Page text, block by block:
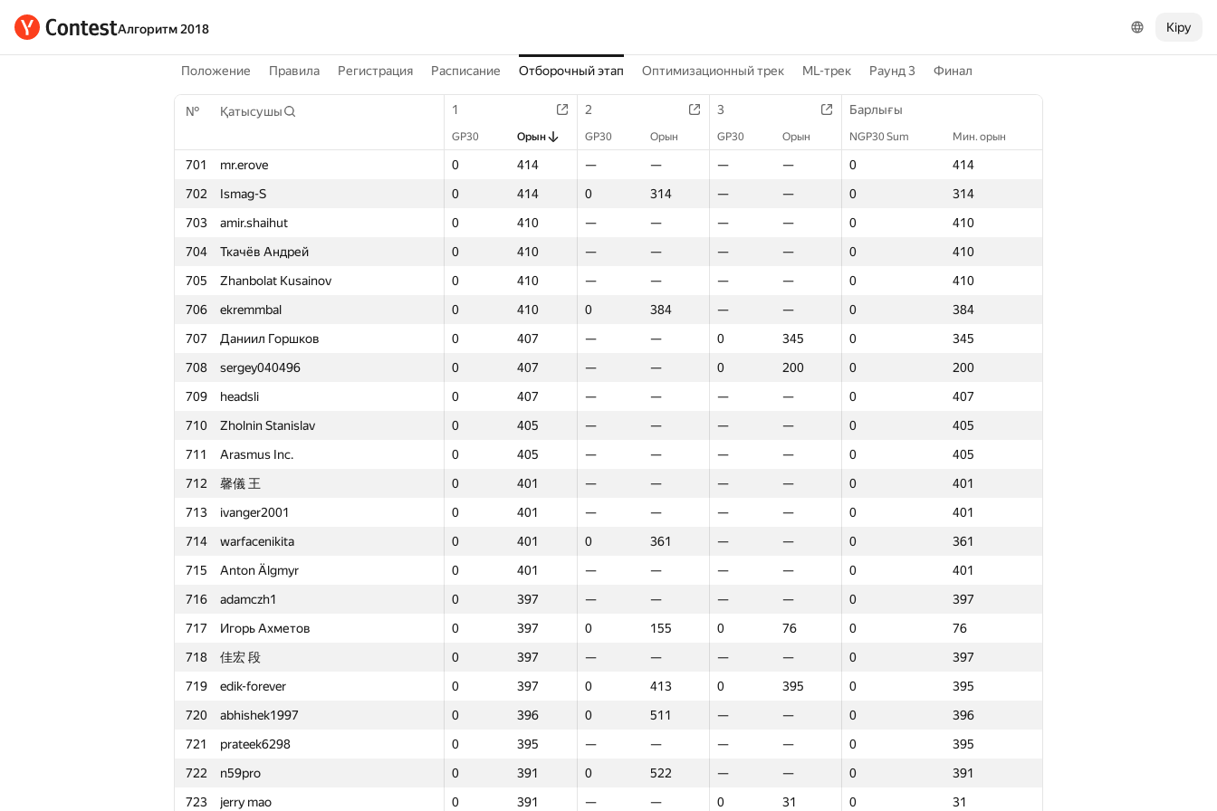
Алгоритм 2018 Кіру
Положение Правила Регистрация Расписание Отборочный этап Оптимизационный трек ML-трек Раунд 3 Финал
№ Қатысушы 1 2 3 Барлығы
GP30 Орын GP30 Орын GP30 Орын NGP30 Sum Мин. орын
701 mr.erove 0 414 — — — — 0
414
702
Ismag-S 0 414 0 314 — — 0
314
703
amir.shaihut 0 410 — — — — 0
410
704
Ткачёв Андрей 0 410 — — — — 0
410
705
Zhanbolat Kusainov 0 410 — — — — 0
410
706
ekremmbal 0 410 0 384 — — 0
384
707
Даниил Горшков 0 407 — — 0 345 0
345
708
sergey040496 0 407 — — 0 200 0
200
709
headsli 0 407 — — — — 0
407
710
Zholnin Stanislav 0 405 — — — — 0
405
711
Arasmus Inc. 0 405 — — — — 0
405
712
馨儀 王 0 401 — — — — 0
401
713
ivanger2001 0 401 — — — — 0
401
714
warfacenikita 0 401 0 361 — — 0
361
715
Anton Älgmyr 0 401 — — — — 0
401
716
adamczh1 0 397 — — — — 0
397
717
Игорь Ахметов 0 397 0 155 0 76 0
76
718
佳宏 段 0 397 — — — — 0
397
719
edik-forever 0 397 0 413 0 395 0
395
720
abhishek1997 0 396 0 511 — — 0
396
721
prateek6298 0 395 — — — — 0
395
722
n59pro 0 391 0 522 — — 0
391
723
jerry mao 0 391 — — 0 31 0
31
Қатысушы 1 2 Барлығы
GP30 Орын GP30 Орын NGP30 Sum Мин. орын